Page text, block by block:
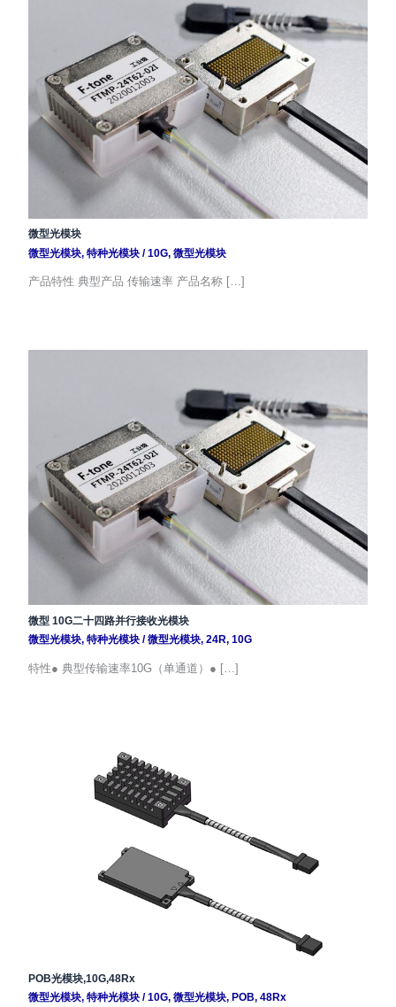
微型光模块
微型光模块, 特种光模块/10G, 微型光模块
产品特性 典型产品 传输速率 产品名称 […]
微型 10G二十四路并行接收光模块
微型光模块, 特种光模块/微型光模块, 24R, 10G
特性● 典型传输速率10G（单通道）● […]
POB光模块,10G,48Rx
微型光模块, 特种光模块/10G, 微型光模块, POB, 48Rx